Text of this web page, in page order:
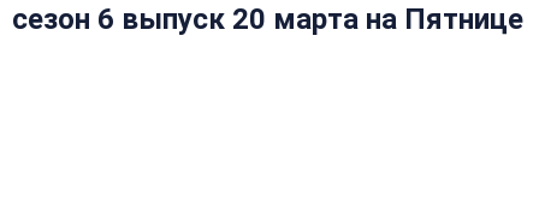
сезон 6 выпуск 20 марта на Пятнице